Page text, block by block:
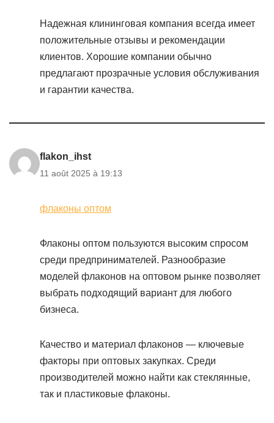
Надежная клининговая компания всегда имеет
положительные отзывы и рекомендации
клиентов. Хорошие компании обычно
предлагают прозрачные условия обслуживания
и гарантии качества.
flakon_ihst
11 août 2025 à 19:13
флаконы оптом
Флаконы оптом пользуются высоким спросом
среди предпринимателей. Разнообразие
моделей флаконов на оптовом рынке позволяет
выбрать подходящий вариант для любого
бизнеса.
Качество и материал флаконов — ключевые
факторы при оптовых закупках. Среди
производителей можно найти как стеклянные,
так и пластиковые флаконы.